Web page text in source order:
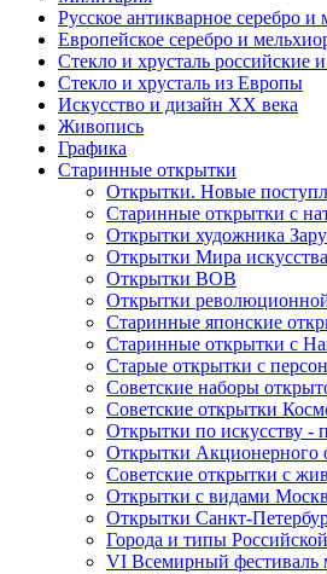
Русское антикварное серебро и
Европейское серебро и
Стекло и хрусталь российские
Стекло и хрусталь из Европы
Искусство и дизайн XX века
Живопись
Графика
Старинные открытки
Открытки. Новые
Старинные открытки с
Открытки художника
Открытки Мира
Открытки ВОВ
Открытки
Старинные японские
Старинные открытки с
Старые открытки с
Советские наборы
Советские открытки
Открытки по искусству -
Открытки Акционерного
Советские открытки с
Открытки с видами
Открытки Санкт-
Города и типы
VI Всемирный фестиваль